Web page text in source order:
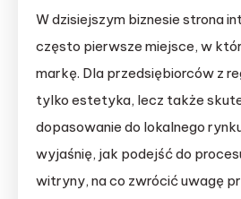
W dzisiejszym biznesie strona
często pierwsze miejsce, w
markę. Dla przedsiębiorców z
tylko estetyka, lecz także
dopasowanie do lokalnego
wyjaśnię, jak podejść do
witryny, na co zwrócić uwagę